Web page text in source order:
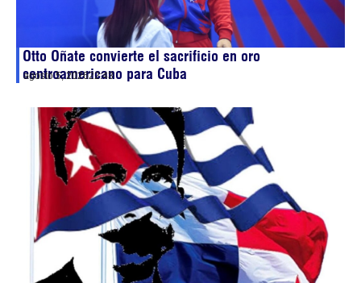
Otto Oñate convierte el sacrificio en oro
centroamericano para Cuba
agosto 5, 202622:43